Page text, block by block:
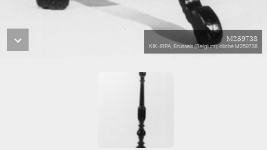
M259738
KIK-IRPA, Brussels (Belgium), cliché M259738